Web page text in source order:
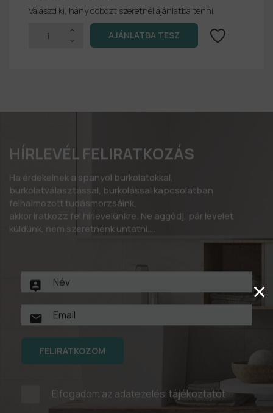
Válaszd ki, hány dobozt szeretnél ajánlatba tenni.
HÍRLEVÉL FELIRATKOZÁS
Ha érdekelnek a spanyol burkolatokkal,
burkolatválasztással, burkolással kapcsolatban
felhalmozott tudásmorzsáink,
akkor iratkozz fel hírlevelünkre. Ne aggódj, pár levelet
küldünk, nem szeretnénk untatni….
FELIRATKOZOM
Elfogadom az adatezelési tájékoztatót
×